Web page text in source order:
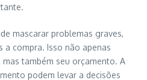
mascarar problemas graves,
a compra. Isso não apenas
também seu orçamento. A
podem levar a decisões